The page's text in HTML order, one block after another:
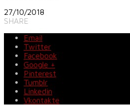
27/10/2018
SHARE
Email
Twitter
Facebook
Google +
Pinterest
Tumblr
Linkedin
Vkontakte